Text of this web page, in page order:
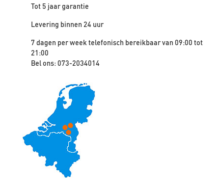
Tot 5 jaar garantie
Levering binnen 24 uur
7 dagen per week telefonisch bereikbaar van 09:00 tot
21:00
Bel ons: 073-2034014